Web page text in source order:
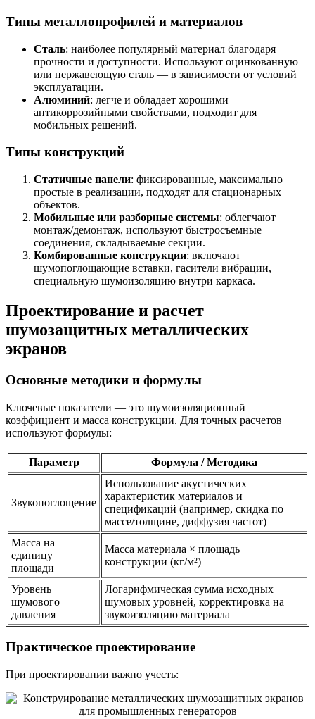
Типы металлопрофилей и материалов
Сталь: наиболее популярный материал благодаря
прочности и доступности. Используют оцинкованную
или нержавеющую сталь — в зависимости от условий
эксплуатации.
Алюминий: легче и обладает хорошими
антикоррозийными свойствами, подходит для
мобильных решений.
Типы конструкций
Статичные панели: фиксированные, максимально
простые в реализации, подходят для стационарных
объектов.
Мобильные или разборные системы: облегчают
монтаж/демонтаж, используют быстросъемные
соединения, складываемые секции.
Комбированные конструкции: включают
шумопоглощающие вставки, гасители вибрации,
специальную шумоизоляцию внутри каркаса.
Проектирование и расчет
шумозащитных металлических
экранов
Основные методики и формулы
Ключевые показатели — это шумоизоляционный
коэффициент и масса конструкции. Для точных расчетов
используют формулы:
Параметр Формула / Методика
Звукопоглощение
Использование акустических
характеристик материалов и
спецификаций (например, скидка по
массе/толщине, диффузия частот)
Масса на
единицу
площади
Масса материала × площадь
конструкции (кг/м²)
Уровень
шумового
давления
Логарифмическая сумма исходных
шумовых уровней, корректировка на
звукоизоляцию материала
Практическое проектирование
При проектировании важно учесть: